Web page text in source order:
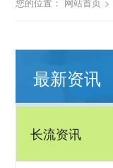
最新资讯
长流资讯